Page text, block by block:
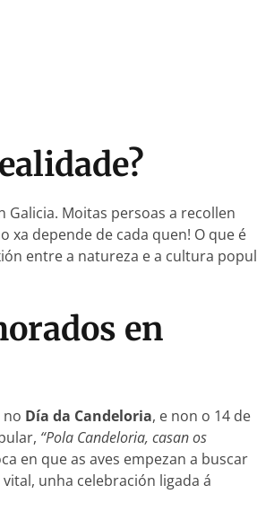
Moitas persoas a recollen
xa depende de cada quen! O que é
entre a natureza e a cultura
en
no Día da Candeloria, e non o 14 de
“Pola Candeloria, casan os
en que as aves empezan a buscar
unha celebración ligada á